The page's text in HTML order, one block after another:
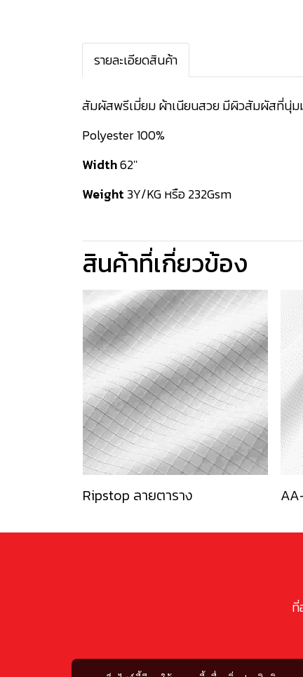
รายละเอียดสินค้า
สัมผัสพรีเมี่ยม ผ้าเนียนสวย มีผิวสัมผัสที่นุ่มม
Polyester 100%
Width62''
Weight 3Y/KG หรือ 232Gsm
สินค้าที่เกี่ยวข้อง
Ripstop ลายตาราง
ที่